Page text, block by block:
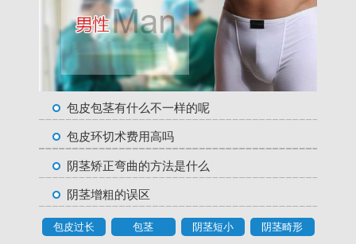
包皮包茎有什么不一样的呢
包皮环切术费用高吗
阴茎矫正弯曲的方法是什么
阴茎增粗的误区
包皮过长 包茎 阴茎短小 阴茎畸形